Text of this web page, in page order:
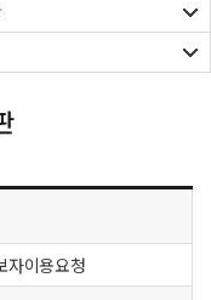
자이용요청